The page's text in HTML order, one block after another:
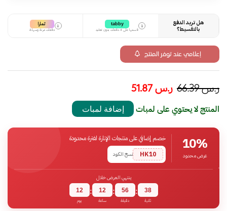
هل تريد الدفع
بالتقسيط؟
i
tabby
قسمها على 4 دفعات بدون تعقيد
i تمارا
دفعات مرنة وسهلة
إعلامي عند توفر المنتج
ر.س66.39 ر.س51.87
المنتج لا يحتوي على لمبات إضافة لمبات
10%
عرض محدود
خصم إضافي على منتجات الإنارة لفترة محدودة
HK10
نسخ الكود
ينتهي العرض خلال
12
يوم
: 12
ساعة
: 56
دقيقة
: 37
ثانية